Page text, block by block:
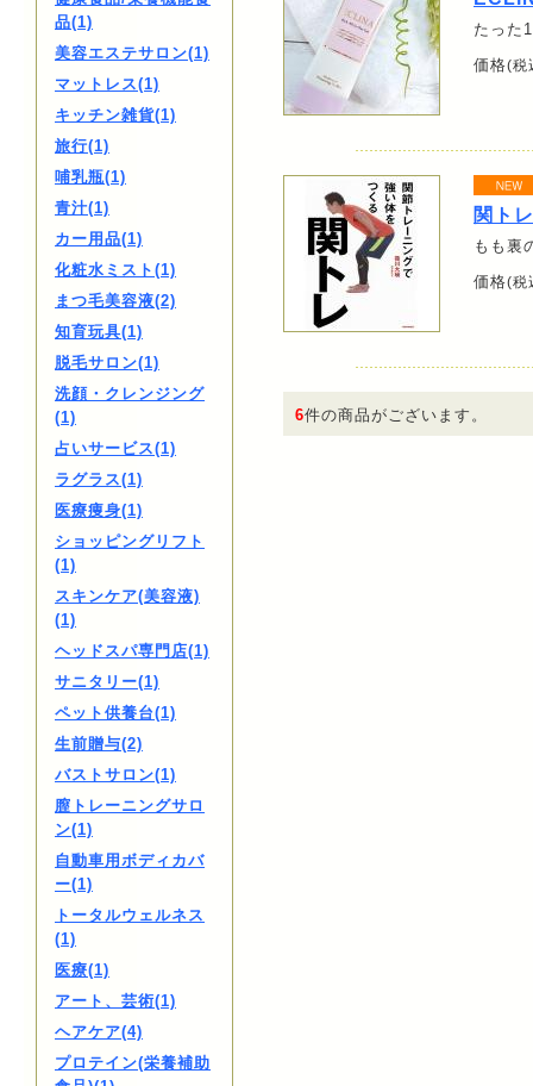
品(1)
美容エステサロン(1)
マットレス(1)
キッチン雑貨(1)
旅行(1)
哺乳瓶(1)
青汁(1)
カー用品(1)
化粧水ミスト(1)
まつ毛美容液(2)
知育玩具(1)
脱毛サロン(1)
洗顔・クレンジング
(1)
占いサービス(1)
ラグラス(1)
医療痩身(1)
ショッピングリフト
(1)
スキンケア(美容液)
(1)
ヘッドスパ専門店(1)
サニタリー(1)
ペット供養台(1)
生前贈与(2)
バストサロン(1)
膣トレーニングサロ
ン(1)
自動車用ボディカバ
ー(1)
トータルウェルネス
(1)
医療(1)
アート、芸術(1)
ヘアケア(4)
プロテイン(栄養補助
たった
価格(税
関ト
もも裏
価格(税
6件の商品がございます。